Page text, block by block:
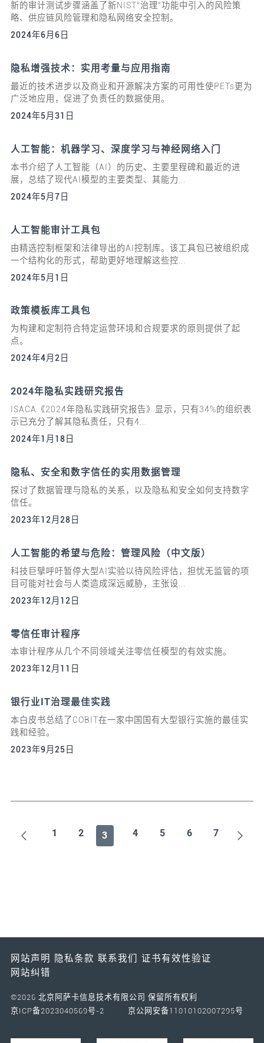
新的审计测试步骤涵盖了新NIST“治理”功能中引入的风险策
略、供应链风险管理和隐私网络安全控制。
2024年6月6日
隐私增强技术：实用考量与应用指南
最近的技术进步以及商业和开源解决方案的可用性使PETs更为
广泛地应用，促进了负责任的数据使用。
2024年5月31日
人工智能：机器学习、深度学习与神经网络入门
本书介绍了人工智能（AI）的历史、主要里程碑和最近的进
展，总结了现代AI模型的主要类型、其能力...
2024年5月7日
人工智能审计工具包
由精选控制框架和法律导出的AI控制库。该工具包已被组织成
一个结构化的形式，帮助更好地理解这些控...
2024年5月1日
政策模板库工具包
为构建和定制符合特定运营环境和合规要求的原则提供了起
点。
2024年4月2日
2024年隐私实践研究报告
ISACA《2024年隐私实践研究报告》显示，只有34%的组织表
示已充分了解其隐私责任，只有4...
2024年1月18日
隐私、安全和数字信任的实用数据管理
探讨了数据管理与隐私的关系，以及隐私和安全如何支持数字
信任。
2023年12月28日
人工智能的希望与危险：管理风险（中文版）
科技巨擘呼吁暂停大型AI实验以待风险评估，担忧无监管的项
目可能对社会与人类造成深远威胁，主张设...
2023年12月12日
零信任审计程序
本审计程序从几个不同领域关注零信任模型的有效实施。
2023年12月11日
银行业IT治理最佳实践
本白皮书总结了COBIT在一家中国国有大型银行实施的最佳实
践和经验。
2023年9月25日
1 2 3 4 5 6 7
网站声明 隐私条款 联系我们
证书有效性验证
网站纠错
©2026 北京阿萨卡信息技术有限公司 保留所有权利
京ICP备2023040569号-2
京公网安备11010102007295号